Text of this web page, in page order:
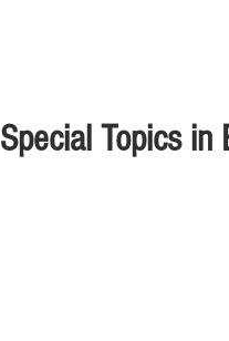
Special Topics in